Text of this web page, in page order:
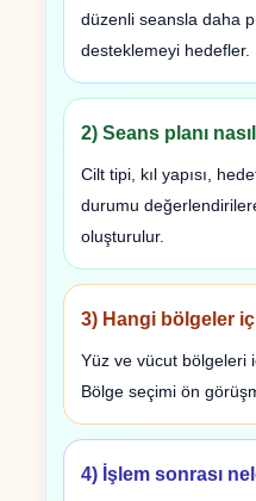
düzenli seansla daha
desteklemeyi hedefler.
2) Seans planı
Cilt tipi, kıl yapısı,
durumu
oluşturulur.
3) Hangi bölgeler
Yüz ve vücut bölgeleri
Bölge seçimi ön
4) İşlem sonrası